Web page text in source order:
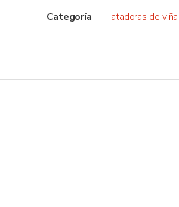
Categoría atadoras de viña